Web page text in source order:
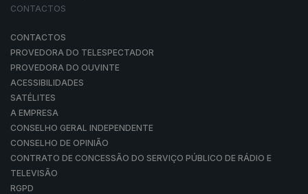
CONTACTOS
CONTACTOS
PROVEDORA DO TELESPECTADOR
PROVEDORA DO OUVINTE
ACESSIBILIDADES
SATÉLITES
A EMPRESA
CONSELHO GERAL INDEPENDENTE
CONSELHO DE OPINIÃO
CONTRATO DE CONCESSÃO DO SERVIÇO PÚBLICO DE RÁDIO E
TELEVISÃO
RGPD